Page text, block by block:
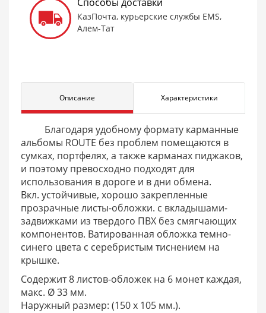
КазПочта, курьерские службы EMS,
Алем-Тат
Описание Характеристики
Благодаря удобному формату карманные
альбомы ROUTE без проблем помещаются в
сумках, портфелях, а также карманах пиджаков,
и поэтому превосходно подходят для
использования в дороге и в дни обмена.
Вкл. устойчивые, хорошо закрепленные
прозрачные листы-обложки. с вкладышами-
задвижками из твердого ПВХ без смягчающих
компонентов. Ватированная обложка темно-
синего цвета с серебристым тиснением на
крышке.
Содержит 8 листов-обложек на 6 монет каждая,
макс. Ø 33 мм.
Наружный размер: (150 x 105 мм.).